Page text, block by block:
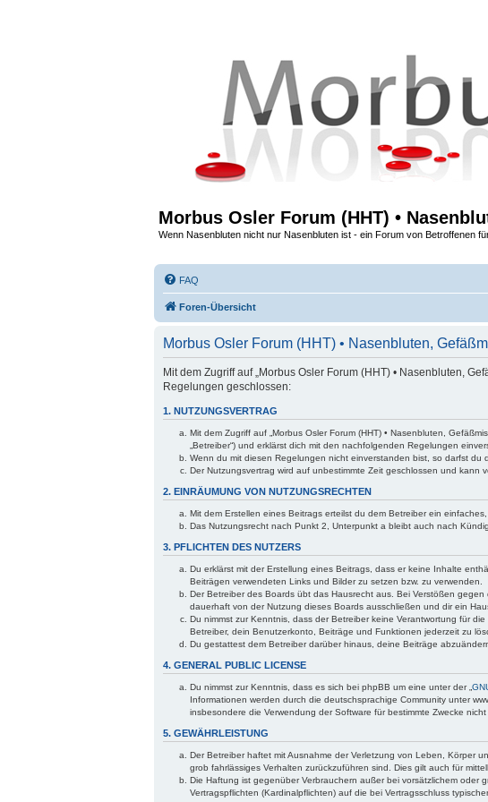
Morbus Osler Forum (HHT) •
Wenn Nasenbluten nicht nur Nasenbluten ist - ein Forum von Betroffenen
FAQ
Foren-Übersicht
Morbus Osler Forum (HHT) • Nasenbluten,
Mit dem Zugriff auf „Morbus Osler Forum (HHT) • Nasenbluten,
Regelungen geschlossen:
1. NUTZUNGSVERTRAG
Mit dem Zugriff auf „Morbus Osler Forum (HHT) • Nasenbluten,
„Betreiber“) und erklärst dich mit den nachfolgenden Regelungen
Wenn du mit diesen Regelungen nicht einverstanden bist, so darfst
Der Nutzungsvertrag wird auf unbestimmte Zeit geschlossen und
2. EINRÄUMUNG VON NUTZUNGSRECHTEN
Mit dem Erstellen eines Beitrags erteilst du dem Betreiber ein
Das Nutzungsrecht nach Punkt 2, Unterpunkt a bleibt auch nach
3. PFLICHTEN DES NUTZERS
Du erklärst mit der Erstellung eines Beitrags, dass er keine Inhalte
Beiträgen verwendeten Links und Bilder zu setzen bzw. zu verwenden.
Der Betreiber des Boards übt das Hausrecht aus. Bei Verstößen
dauerhaft von der Nutzung dieses Boards ausschließen und dir ein
Du nimmst zur Kenntnis, dass der Betreiber keine Verantwortung für
Betreiber, dein Benutzerkonto, Beiträge und Funktionen jederzeit zu
Du gestattest dem Betreiber darüber hinaus, deine Beiträge
4. GENERAL PUBLIC LICENSE
Du nimmst zur Kenntnis, dass es sich bei phpBB um eine unter der „
Informationen werden durch die deutschsprachige Community unter
insbesondere die Verwendung der Software für bestimmte Zwecke
5. GEWÄHRLEISTUNG
Der Betreiber haftet mit Ausnahme der Verletzung von Leben, Körper
grob fahrlässiges Verhalten zurückzuführen sind. Dies gilt auch für
Die Haftung ist gegenüber Verbrauchern außer bei vorsätzlichem
Vertragspflichten (Kardinalpflichten) auf die bei Vertragsschluss